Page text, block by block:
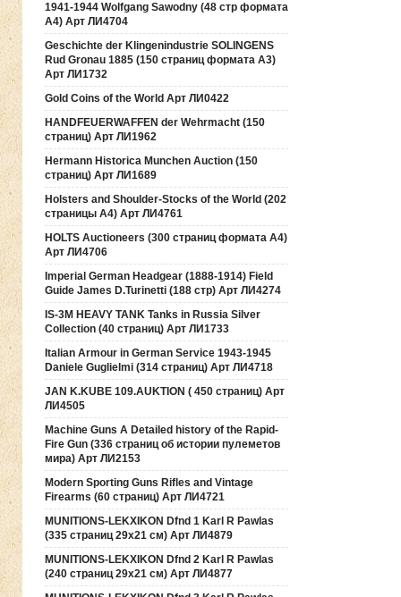
1941-1944 Wolfgang Sawodny (48 стр формата
А4) Арт ЛИ4704
Geschichte der Klingenindustrie SOLINGENS
Rud Gronau 1885 (150 страниц формата А3)
Арт ЛИ1732
Gold Coins of the World Арт ЛИ0422
HANDFEUERWAFFEN der Wehrmacht (150
страниц) Арт ЛИ1962
Hermann Historica Munchen Auction (150
страниц) Арт ЛИ1689
Holsters and Shoulder-Stocks of the World (202
страницы А4) Арт ЛИ4761
HOLTS Auctioneers (300 страниц формата А4)
Арт ЛИ4706
Imperial German Headgear (1888-1914) Field
Guide James D.Turinetti (188 cтр) Арт ЛИ4274
IS-3M HEAVY TANK Tanks in Russia Silver
Collection (40 страниц) Арт ЛИ1733
Italian Armour in German Service 1943-1945
Daniele Guglielmi (314 страниц) Арт ЛИ4718
JAN K.KUBE 109.AUKTION ( 450 страниц) Арт
ЛИ4505
Machine Guns A Detailed history of the Rapid-
Fire Gun (336 страниц об истории пулеметов
мира) Арт ЛИ2153
Modern Sporting Guns Rifles and Vintage
Firearms (60 страниц) Арт ЛИ4721
MUNITIONS-LEKXIKON Dfnd 1 Karl R Pawlas
(335 страниц 29х21 см) Арт ЛИ4879
MUNITIONS-LEKXIKON Dfnd 2 Karl R Pawlas
(240 страниц 29х21 см) Арт ЛИ4877